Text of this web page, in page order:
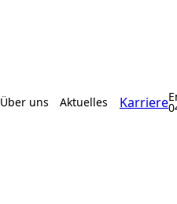
Über uns Aktuelles Karriere